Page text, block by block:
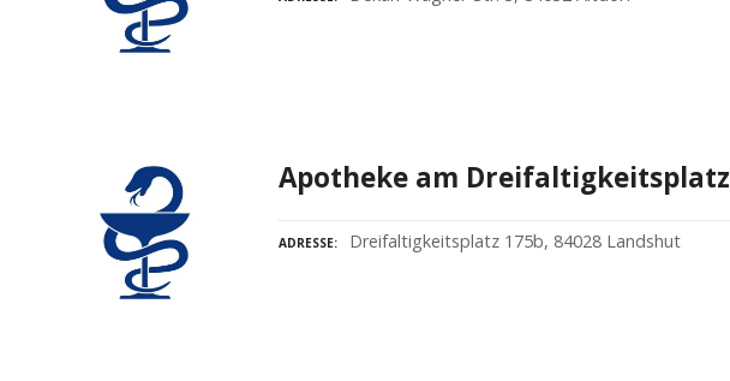
Apotheke am Dreifaltigkeitsplatz
ADRESSE Dreifaltigkeitsplatz 175b, 84028 Landshut